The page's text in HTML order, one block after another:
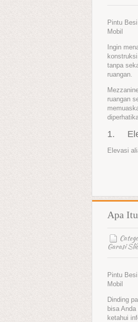
Pintu
Mobil
Ingin
tanpa
ruangan.
ruangan
1.
Elevasi
Apa
Garasi
Pintu
Mobil
Dinding
bisa
ketahui